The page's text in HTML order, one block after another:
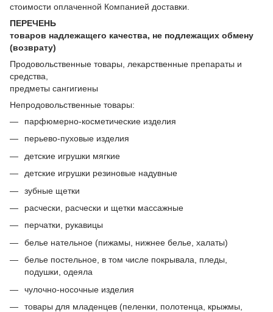
стоимости оплаченной Компанией доставки.
ПЕРЕЧЕНЬ
товаров надлежащего качества, не подлежащих обмену
(возврату)
Продовольственные товары, лекарственные препараты и
средства,
предметы сангигиены
Непродовольственные товары:
парфюмерно-косметические изделия
перьево-пуховые изделия
детские игрушки мягкие
детские игрушки резиновые надувные
зубные щетки
расчески, расчески и щетки массажные
перчатки, рукавицы
белье нательное (пижамы, нижнее белье, халаты)
белье постельное, в том числе покрывала, пледы,
подушки, одеяла
чулочно-носочные изделия
товары для младенцев (пеленки, полотенца, крыжмы,